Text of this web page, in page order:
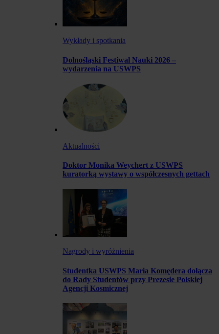
Wykłady i spotkania
Dolnośląski Festiwal Nauki 2026 –
wydarzenia na USWPS
Aktualności
Doktor Monika Weychert z USWPS
kuratorką wystawy o współczesnych gettach
Nagrody i wyróżnienia
Studentka USWPS Maria Komędera dołącza
do Rady Studentów przy Prezesie Polskiej
Agencji Kosmicznej